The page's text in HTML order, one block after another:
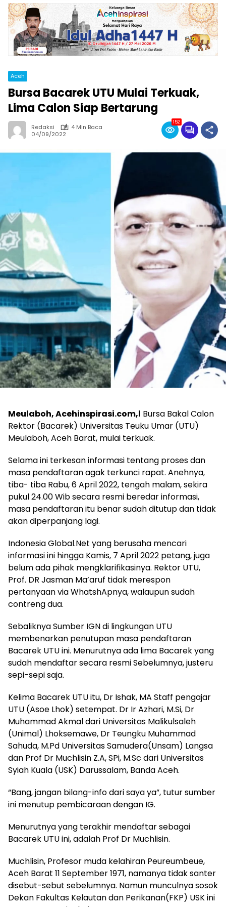
Aceh
Bursa Bacarek UTU Mulai Terkuak,
Lima Calon Siap Bertarung
Redaksi
4 Min Baca
04/09/2022
152
Meulaboh, Acehinspirasi.com,l Bursa Bakal Calon
Rektor (Bacarek) Universitas Teuku Umar (UTU)
Meulaboh, Aceh Barat, mulai terkuak.
Selama ini terkesan informasi tentang proses dan
masa pendaftaran agak terkunci rapat. Anehnya,
tiba- tiba Rabu, 6 April 2022, tengah malam, sekira
pukul 24.00 Wib secara resmi beredar informasi,
masa pendaftaran itu benar sudah ditutup dan tidak
akan diperpanjang lagi.
Indonesia Global.Net yang berusaha mencari
informasi ini hingga Kamis, 7 April 2022 petang, juga
belum ada pihak mengklarifikasinya. Rektor UTU,
Prof. DR Jasman Ma’aruf tidak merespon
pertanyaan via WhatshApnya, walaupun sudah
contreng dua.
Sebaliknya Sumber IGN di lingkungan UTU
membenarkan penutupan masa pendaftaran
Bacarek UTU ini. Menurutnya ada lima Bacarek yang
sudah mendaftar secara resmi Sebelumnya, justeru
sepi-sepi saja.
Kelima Bacarek UTU itu, Dr Ishak, MA Staff pengajar
UTU (Asoe Lhok) setempat. Dr Ir Azhari, M.Si, Dr
Muhammad Akmal dari Universitas Malikulsaleh
(Unimal) Lhoksemawe, Dr Teungku Muhammad
Sahuda, M.Pd Universitas Samudera(Unsam) Langsa
dan Prof Dr Muchlisin Z.A, SPi, M.Sc dari Universitas
Syiah Kuala (USK) Darussalam, Banda Aceh.
“Bang, jangan bilang-info dari saya ya”, tutur sumber
ini menutup pembicaraan dengan IG.
Menurutnya yang terakhir mendaftar sebagai
Bacarek UTU ini, adalah Prof Dr Muchlisin.
Muchlisin, Profesor muda kelahiran Peureumbeue,
Aceh Barat 11 September 1971, namanya tidak santer
disebut-sebut sebelumnya. Namun munculnya sosok
Dekan Fakultas Kelautan dan Perikanan(FKP) USK ini